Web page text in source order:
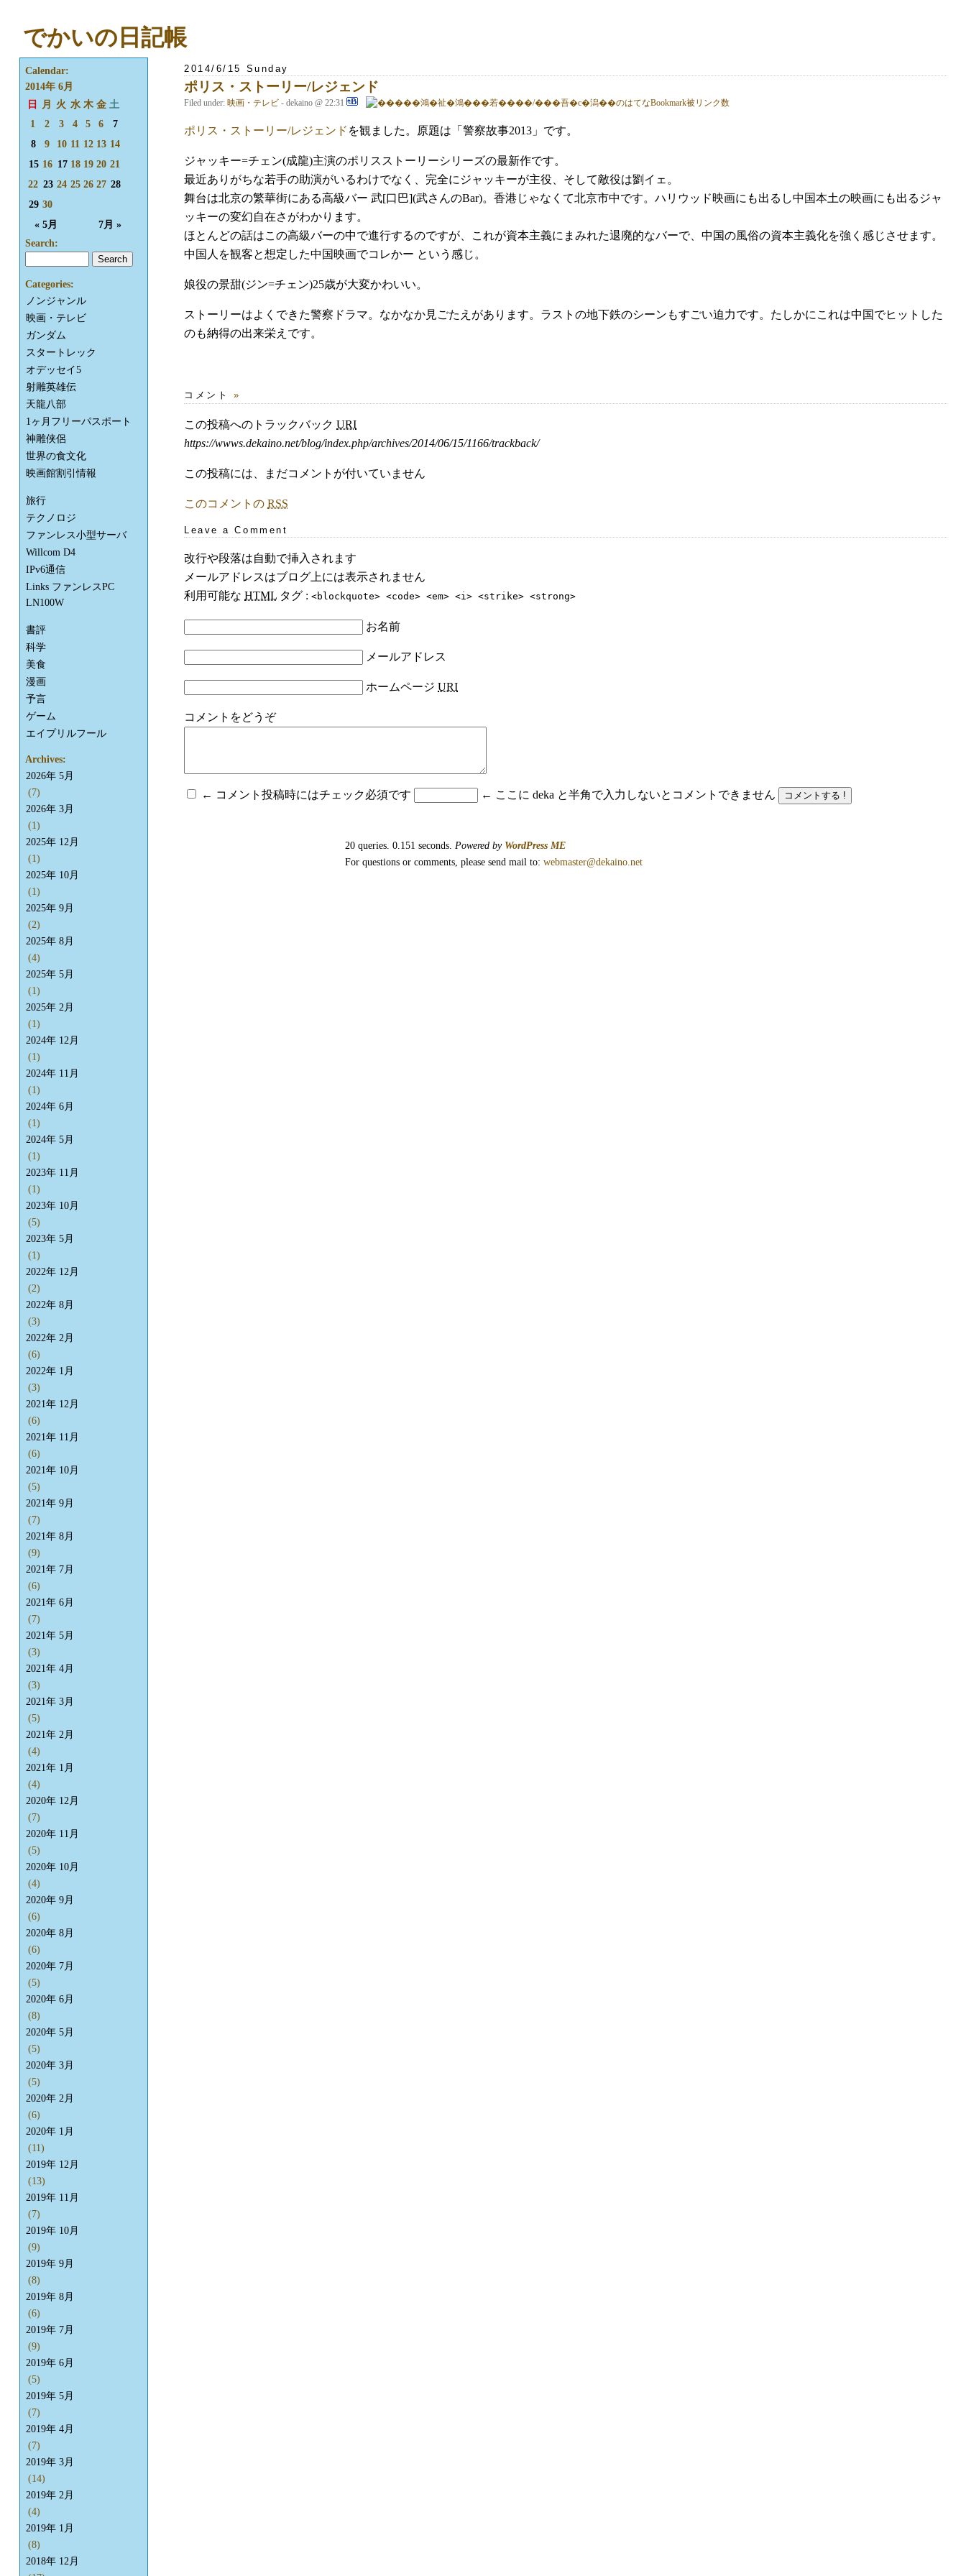
でかいの日記帳
2014/6/15 Sunday
ポリス・ストーリー/レジェンド
Filed under: 映画・テレビ - dekaino @ 22:31
ポリス・ストーリー/レジェンド を観ました。原題は「警察故事2013」です。
ジャッキー=チェン(成龍)主演のポリスストーリーシリーズの最新作です。
最近ありがちな若手の助演がいるわけでなく、完全にジャッキーが主役、そして敵役は劉イェ。
舞台は北京の繁華街にある高級バー 武[口巴](武さんのBar)。香港じゃなくて北京市中です。ハリウッド映画にも出るし中国本土の映画にも出るジャ
ッキーの変幻自在さがわかります。
ほとんどの話はこの高級バーの中で進行するのですが、これが資本主義にまみれた退廃的なバーで、中国の風俗の資本主義化を強く感じさせます。
中国人を観客と想定した中国映画でコレかー という感じ。
娘役の景甜(ジン=チェン)25歳が大変かわいい。
ストーリーはよくできた警察ドラマ。なかなか見ごたえがあります。ラストの地下鉄のシーンもすごい迫力です。たしかにこれは中国でヒットした
のも納得の出来栄えです。
コメント »
この投稿へのトラックバック URI
https://wwws.dekaino.net/blog/index.php/archives/2014/06/15/1166/trackback/
この投稿には、まだコメントが付いていません
このコメントの RSS
Leave a Comment
改行や段落は自動で挿入されます
メールアドレスはブログ上には表示されません
利用可能な HTML タグ : <blockquote> <code> <em> <i> <strike> <strong>
お名前
メールアドレス
ホームページ URI
コメントをどうぞ
← コメント投稿時にはチェック必須です ← ここに deka と半角で入力しないとコメントできません
Calendar:
2014年 6月
日
月 火 水 木 金 土
« 5月 7月 »
1 2 3 4 5 6
7
8
9 10 11 12 13 14
15 16 17 18 19 20 21
22 23 24 25 26 27 28
29 30
Search:
Categories:
ノンジャンル
映画・テレビ
ガンダム
スタートレック
オデッセイ5
射雕英雄伝
天龍八部
1ヶ月フリーパスポート
神雕侠侶
世界の食文化
映画館割引情報
旅行
テクノロジ
ファンレス小型サーバ
Willcom D4
IPv6通信
Links ファンレスPC
LN100W
書評
科学
美食
漫画
予言
ゲーム
エイプリルフール
Archives:
2026年 5月
(7)
2026年 3月
(1)
2025年 12月
(1)
2025年 10月
(1)
2025年 9月
(2)
2025年 8月
(4)
2025年 5月
(1)
2025年 2月
(1)
2024年 12月
(1)
2024年 11月
(1)
2024年 6月
(1)
2024年 5月
(1)
2023年 11月
(1)
2023年 10月
(5)
2023年 5月
(1)
2022年 12月
(2)
2022年 8月
(3)
2022年 2月
(6)
2022年 1月
(3)
2021年 12月
(6)
2021年 11月
(6)
2021年 10月
(5)
2021年 9月
(7)
2021年 8月
(9)
2021年 7月
(6)
2021年 6月
(7)
2021年 5月
(3)
2021年 4月
(3)
2021年 3月
(5)
2021年 2月
(4)
2021年 1月
(4)
2020年 12月
(7)
2020年 11月
(5)
2020年 10月
(4)
2020年 9月
(6)
2020年 8月
(6)
2020年 7月
(5)
2020年 6月
(8)
2020年 5月
(5)
2020年 3月
(5)
2020年 2月
(6)
2020年 1月
(11)
2019年 12月
(13)
2019年 11月
(7)
2019年 10月
(9)
2019年 9月
(8)
2019年 8月
(6)
2019年 7月
(9)
2019年 6月
(5)
2019年 5月
(7)
2019年 4月
(7)
2019年 3月
(14)
2019年 2月
(4)
2019年 1月
(8)
2018年 12月
20 queries. 0.151 seconds. Powered by WordPress ME
For questions or comments, please send mail to: webmaster@dekaino.net